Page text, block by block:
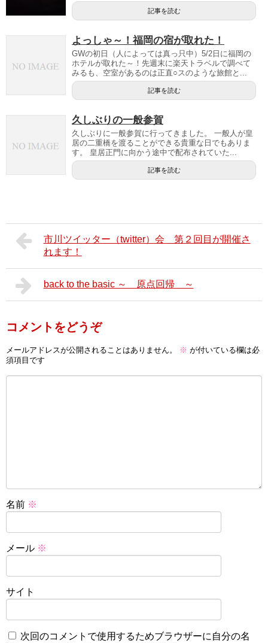
記事を読む
よっしゃ～！福岡の宿が取れた！
GWの初日（人によっては真っ只中）5/2日に福岡の
ホテルが取れた～！先週末に楽天トラベルで調べて
みるも、空室があるのは正直○スのような旅館と...
記事を読む
久しぶりの一般参賀
久しぶりに一般参賀に行ってきました。 一般人が皇
居の二重橋を渡ることができる貴重な日でもありま
す。 皇居正門に向かう途中で配布されていた...
記事を読む
市川ツイッター（twitter）会 第２回目が開催さ
れます！
back to the basic ～ 原点回帰 ～
コメントをどうぞ
メールアドレスが公開されることはありません。 ※ が付いている欄は必
須項目です
名前 ※
メール ※
サイト
次回のコメントで使用するためブラウザーに自分の名